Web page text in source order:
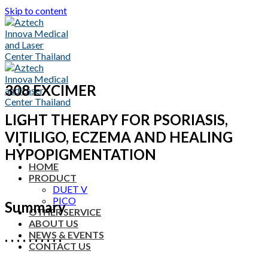
Skip to content
HOME
PRODUCT
DUET V
PICO
OTHER SERVICE
ABOUT US
NEWS & EVENTS
CONTACT US
308 EXCIMER
LIGHT THERAPY FOR PSORIASIS,
VITILIGO, ECZEMA AND HEALING
HYPOPIGMENTATION
Summary
. . . . . . . . . .